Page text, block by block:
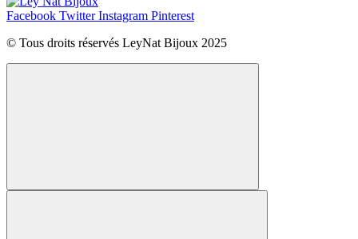
Facebook Twitter Instagram Pinterest
© Tous droits réservés LeyNat Bijoux 2025